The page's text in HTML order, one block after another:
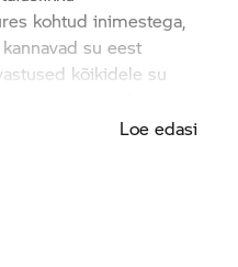
kohtud inimestega,
su eest
kõikidele su
Loe edasi